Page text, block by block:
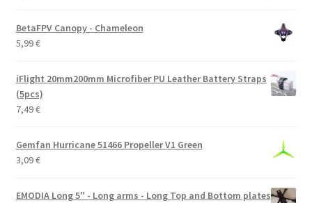
BetaFPV Canopy - Chameleon
5,99€
iFlight 20mm200mm Microfiber PU Leather Battery Straps
(5pcs)
7,49€
Gemfan Hurricane 51466 Propeller V1 Green
3,09€
EMODIA Long 5" - Long arms - Long Top and Bottom plates